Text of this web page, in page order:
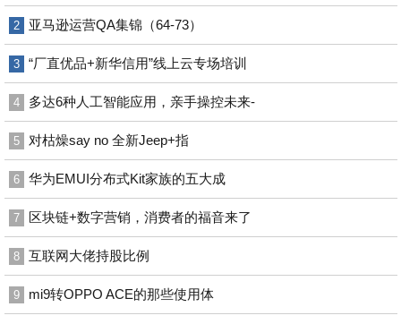
2 亚马逊运营QA集锦（64-73）
3 “厂直优品+新华信用”线上云专场培训
4 多达6种人工智能应用，亲手操控未来-
5 对枯燥say no 全新Jeep+指
6 华为EMUI分布式Kit家族的五大成
7 区块链+数字营销，消费者的福音来了
8 互联网大佬持股比例
9 mi9转OPPO ACE的那些使用体